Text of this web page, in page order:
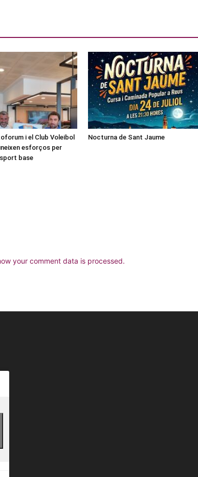
i el Club Voleibol
esforços per
base
Nocturna de Sant Jaume
your comment data is processed.